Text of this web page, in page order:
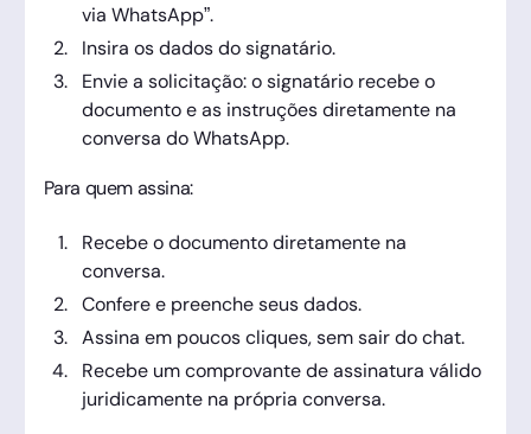
via WhatsApp”.
Insira os dados do signatário.
Envie a solicitação: o signatário recebe o
documento e as instruções diretamente na
conversa do WhatsApp.
Para quem assina:
Recebe o documento diretamente na
conversa.
Confere e preenche seus dados.
Assina em poucos cliques, sem sair do chat.
Recebe um comprovante de assinatura válido
juridicamente na própria conversa.